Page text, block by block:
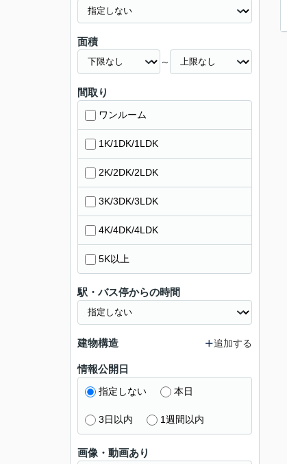
面積
～
間取り
ワンルーム
1K/1DK/1LDK
2K/2DK/2LDK
3K/3DK/3LDK
4K/4DK/4LDK
5K以上
駅・バス停からの時間
建物構造 追加する
情報公開日
指定しない 本日
3日以内 1週間以内
画像・動画あり